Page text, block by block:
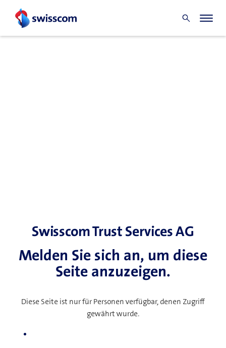
Swisscom Trust Services AG
Melden Sie sich an, um diese
Seite anzuzeigen.
Diese Seite ist nur für Personen verfügbar, denen Zugriff
gewährt wurde.